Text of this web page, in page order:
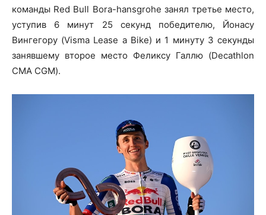
команды Red Bull Bora-hansgrohe занял третье место,
уступив 6 минут 25 секунд победителю, Йонасу
Вингегору (Visma Lease a Bike) и 1 минуту 3 секунды
занявшему второе место Феликсу Галлю (Decathlon
CMA CGM).